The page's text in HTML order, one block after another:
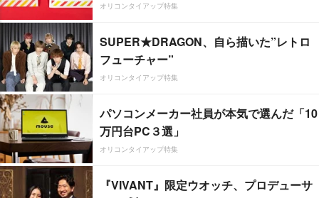
オリコンタイアップ特集
SUPER★DRAGON、自ら描いた”レトロ
フューチャー”
オリコンタイアップ特集
パソコンメーカー社員が本気で選んだ「10
万円台PC３選」
オリコンタイアップ特集
『VIVANT』限定ウオッチ、プロデューサ